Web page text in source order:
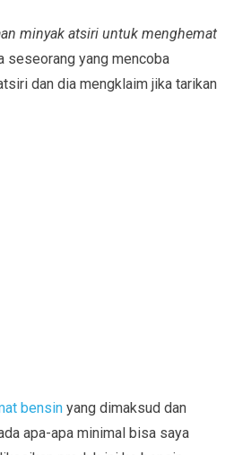
minyak atsiri untuk menghemat
seseorang yang mencoba
dan dia mengklaim jika tarikan
bensin yang dimaksud dan
apa-apa minimal bisa saya